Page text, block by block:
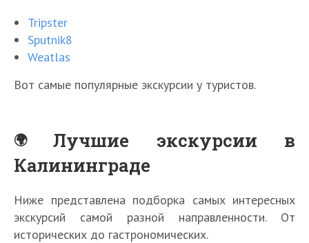
Tripster
Sputnik8
Weatlas
Вот самые популярные экскурсии у туристов.
Лучшие экскурсии в
Калининграде
Ниже представлена подборка самых интересных
экскурсий самой разной направленности. От
исторических до гастрономических.